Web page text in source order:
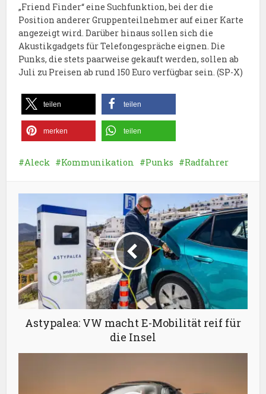
„Friend Finder“ eine Suchfunktion, bei der die
Position anderer Gruppenteilnehmer auf einer Karte
angezeigt wird. Darüber hinaus sollen sich die
Akustikgadgets für Telefongespräche eignen. Die
Punks, die stets paarweise gekauft werden, sollen ab
Juli zu Preisen ab rund 150 Euro verfügbar sein. (SP-X)
teilen teilen
merken teilen
Aleck Kommunikation Punks Radfahrer
Astypalea: VW macht E-Mobilität reif für
die Insel